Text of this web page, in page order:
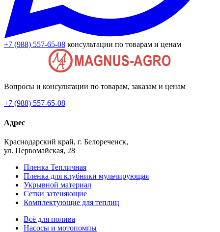
+7 (988) 557-65-08 консультации по товарам и ценам
Вопросы и консультации по товарам, заказам и ценам
+7 (988) 557-65-08
Адрес
Краснодарский край, г. Белореченск,
ул. Первомайская, 28
Пленка Тепличная
Пленка для клубники мульчирующая
Укрывной материал
Сетки затеняющие
Комплектующие для теплиц
Всё для полива
Насосы и мотопомпы